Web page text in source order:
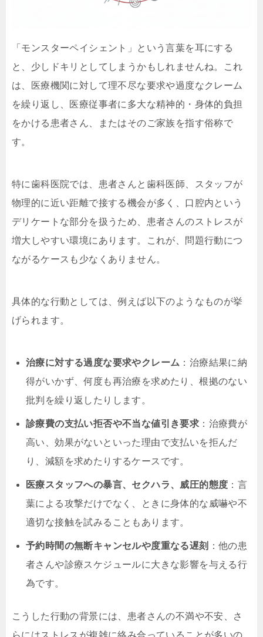
「モンスターペイシェント」という言葉を耳にする
と、少しドキリとしてしまうかもしれませんね。これ
は、医療機関に対して理不尽な要求や過度なクレーム
を繰り返し、医療従事者に多大な精神的・身体的負担
をかける患者さん、またはそのご家族を指す俗称で
す。
特に歯科医院では、患者さんと歯科医師、スタッフが
物理的に近い距離で接する機会が多く、口腔内という
デリケートな部分を扱うため、患者さんのストレスが
増大しやすい環境にあります。これが、問題行動につ
ながるケースも少なくありません。
具体的な行動としては、例えば以下のようなものが挙
げられます。
治療に対する過度な要求やクレーム ：治療結果に納
得がいかず、何度も再治療を求めたり、根拠のない
批判を繰り返したりします。
診療費の支払い拒否や不当な値引き要求 ：治療費が
高い、効果がないといった理由で支払いを拒んだ
り、減額を求めたりするケースです。
医療スタッフへの暴言、セクハラ、威圧的態度 ：言
葉による攻撃だけでなく、ときに身体的な威嚇や不
適切な接触を試みることもあります。
予約時間の無断キャンセルや度重なる遅刻
：他の患
者さんや診療スケジュールに大きな影響を与える行
為です。
こうした行動の背景には、患者さんの不満や不安、さ